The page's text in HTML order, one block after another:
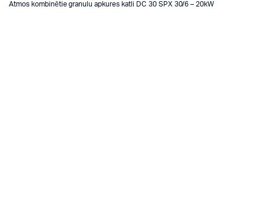
Atmos kombinētie granulu apkures katli DC 30 SPX 30/6 – 20kW